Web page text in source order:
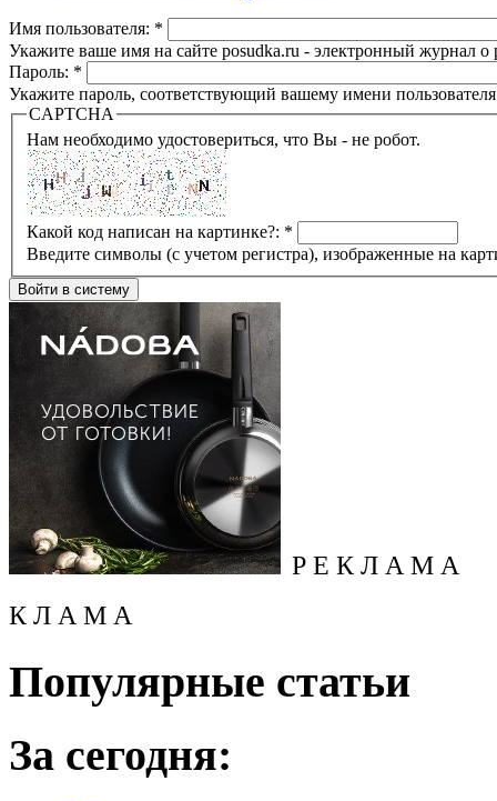
Имя пользователя: *
Укажите ваше имя на сайте posudka.ru - электронный журнал
Пароль: *
Укажите пароль, соответствующий вашему имени
CAPTCHA
Нам необходимо удостовериться, что Вы - не робот.
Какой код написан на картинке?: *
Введите символы (с учетом регистра), изображенные на
Р Е К Л А М А
К Л А М А
Популярные статьи
За сегодня: